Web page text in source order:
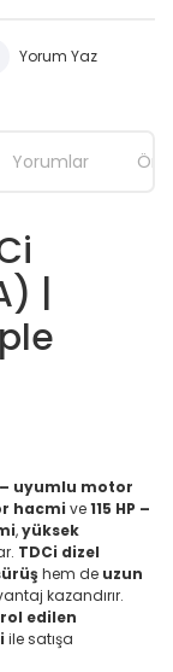
Yorum Yaz
Yorumlar
|
– uyumlu motor
hacmi ve115 HP –
,yüksek
TDCi dizel
hem de uzun
kazandırır.
edilen
ile satışa